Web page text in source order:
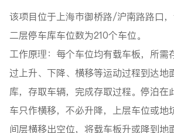
该项目位于上海市御桥路/沪南路路口
二层停车库车位数为210个车位。
工作原理：每个车位均有载车板，所需
过上升、下降、横移等运动过程到达地
库，存取车辆，完成存取过程。停泊在
车只作横移，不必升降，上层车位或地
间层横移出空位，将载车板升或降到地